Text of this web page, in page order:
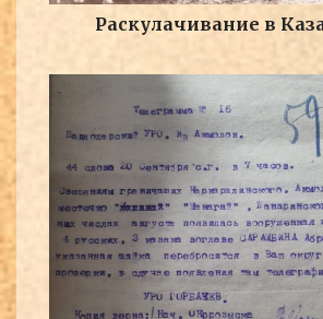
Раскулачивание в